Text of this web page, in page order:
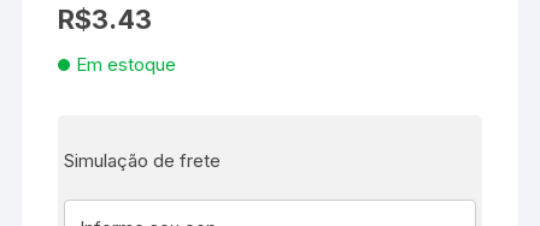
R$3.43
Em estoque
Simulação de frete